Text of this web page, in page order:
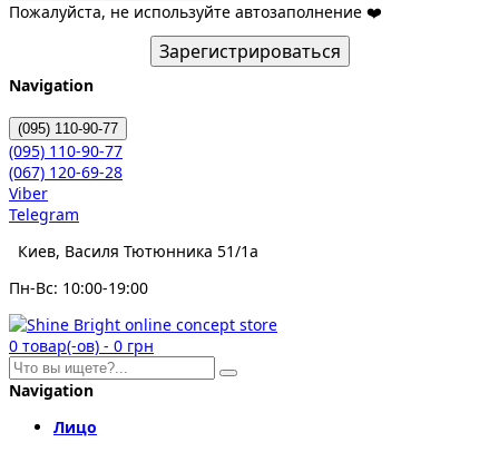
Пожалуйста, не используйте автозаполнение ❤️
Зарегистрироваться
Navigation
(095) 110-90-77
(095) 110-90-77
(067) 120-69-28
Viber
Telegram
Киев, Василя Тютюнника 51/1а
Пн-Вс: 10:00-19:00
0 товар(-ов) - 0 грн
Navigation
Лицо